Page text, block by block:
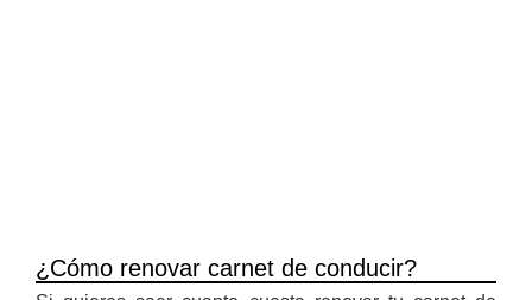
¿Cómo renovar carnet de conducir?